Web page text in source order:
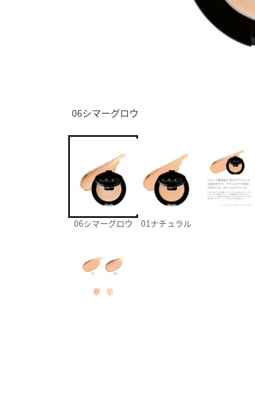
06シマーグロウ
06シマーグロウ 01ナチュラル